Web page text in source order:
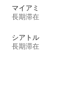
マイアミ
長期滞在
シアトル
長期滞在